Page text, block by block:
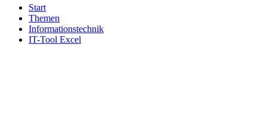
Start
Themen
Informationstechnik
IT-Tool Excel